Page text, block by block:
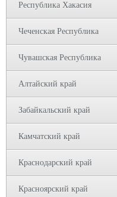
Республика Хакасия
Чеченская Республика
Чувашская Республика
Алтайский край
Забайкальский край
Камчатский край
Краснодарский край
Красноярский край